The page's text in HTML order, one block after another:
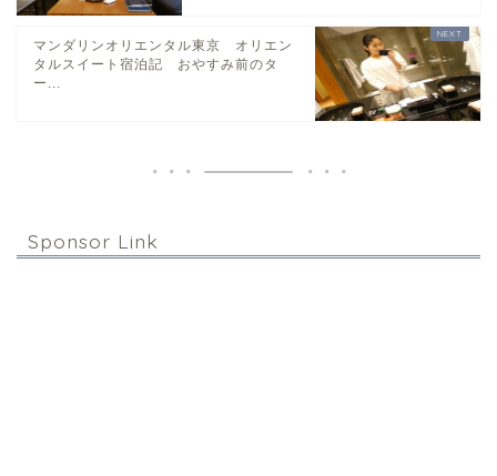
マンダリンオリエンタル東京 オリエン
タルスイート宿泊記 おやすみ前のタ
ー...
Sponsor Link